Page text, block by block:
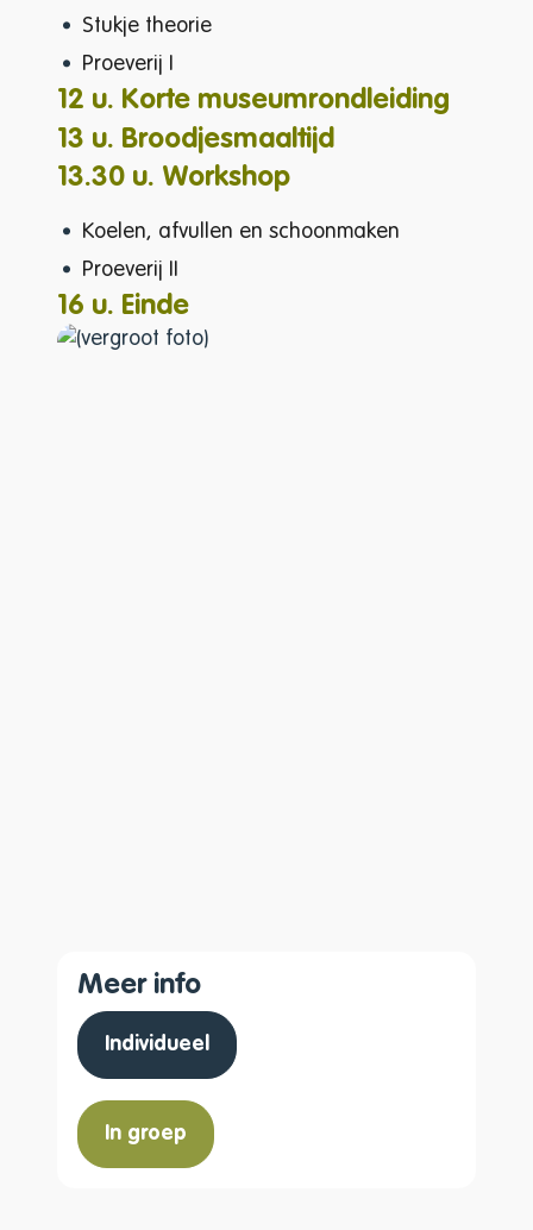
Stukje theorie
Proeverij I
12 u. Korte museumrondleiding
13 u. Broodjesmaaltijd
13.30 u. Workshop
Koelen, afvullen en schoonmaken
Proeverij II
16 u. Einde
Meer info
Individueel
In groep
A tot Z